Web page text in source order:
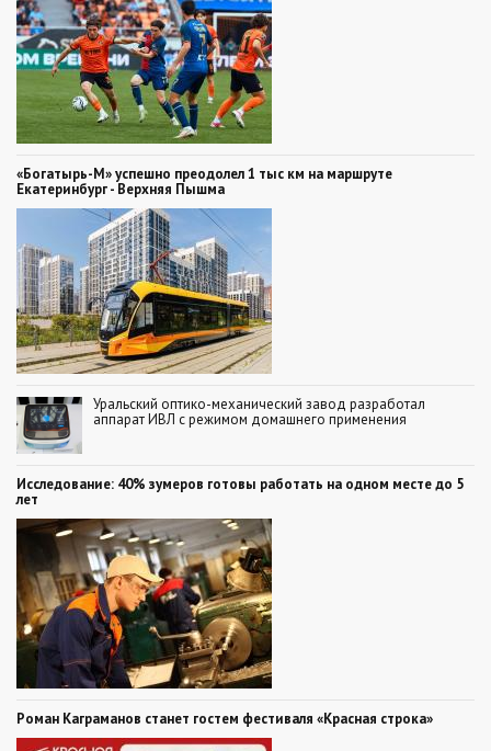
«Богатырь-М» успешно преодолел 1 тыс км на маршруте
Екатеринбург - Верхняя Пышма
Уральский оптико-механический завод разработал
аппарат ИВЛ с режимом домашнего применения
Исследование: 40% зумеров готовы работать на одном месте до 5
лет
Роман Каграманов станет гостем фестиваля «Красная строка»